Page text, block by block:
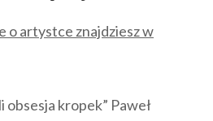
o artystce znajdzieszw
obsesja kropek” Paweł